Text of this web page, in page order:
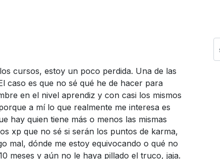
cursos, estoy un poco perdida. Una de las
caso es que no sé qué he de hacer para
en el nivel aprendiz y con casi los mismos
a mí lo que realmente me interesa es
hay quien tiene más o menos las mismas
xp que no sé si serán los puntos de karma,
mal, dónde me estoy equivocando o qué no
meses y aún no le haya pillado el truco, jaja.